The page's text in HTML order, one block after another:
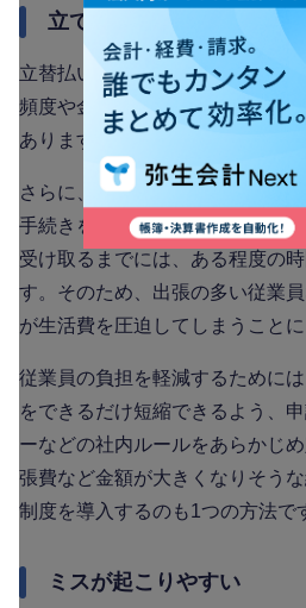
立て替える従業員の負担が
立替払いは、従業員個人の所持
頻度や金額によっては金銭的な
あります。
さらに、立替払いをした経費の
手続きを行わなければならず、
受け取るまでには、ある程度の
す。そのため、出張の多い従業
が生活費を圧迫してしまうことに
従業員の負担を軽減するために
をできるだけ短縮できるよう、
ーなどの社内ルールをあらかじ
張費など金額が大きくなりそう
制度を導入するのも1つの方法で
ミスが起こりやすい